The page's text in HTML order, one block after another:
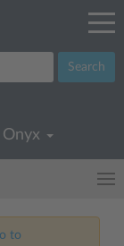
Search
Onyx
to